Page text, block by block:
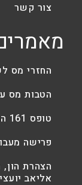
צור קשר
החזרי מס
הטבות מס
טופס 161 החדש
פרישה
הצהרת
אליאב